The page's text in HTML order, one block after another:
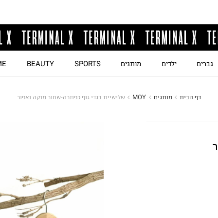
גברים ילדים מותגים SPORTS
BEAUTY
דף הבית מותגים MOY שלישיית בגדי גוף כפתרה-שחור מוקה ואפור